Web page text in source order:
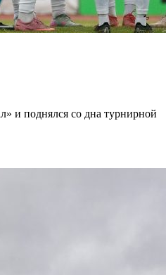
и поднялся со дна турнирной